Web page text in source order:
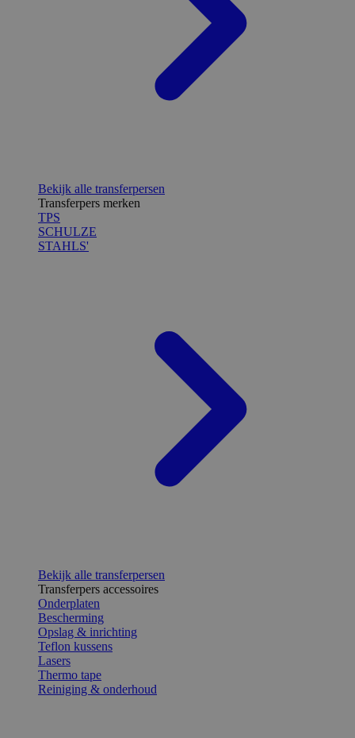
Bekijk alle transferpersen
Transferpers merken
TPS
SCHULZE
STAHLS'
Bekijk alle transferpersen
Transferpers accessoires
Onderplaten
Bescherming
Opslag & inrichting
Teflon kussens
Lasers
Thermo tape
Reiniging & onderhoud